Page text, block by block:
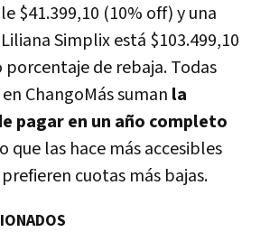
$41.399,10 (10% off) y una
Simplix está $103.499,10
porcentaje de rebaja. Todas
ChangoMás suman la
pagar en un año completo
que las hace más accesibles
cuotas más bajas.